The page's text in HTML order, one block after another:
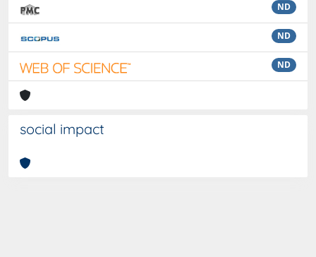
ND
ND
ND
social impact